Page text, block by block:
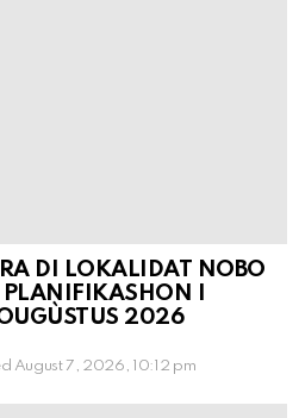
DI LOKALIDAT NOBO
I
2026
August 7, 2026, 10:12 pm